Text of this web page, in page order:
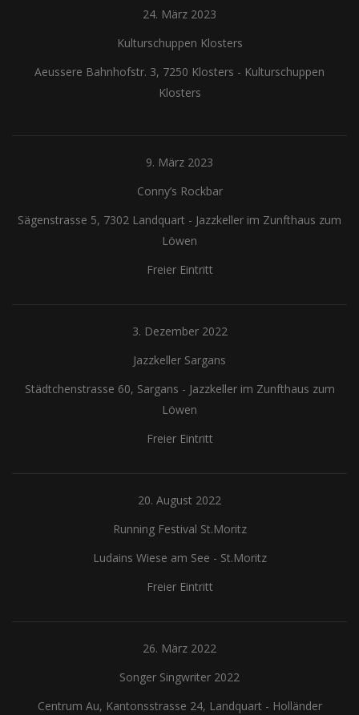
24. März 2023
Kulturschuppen Klosters
Aeussere Bahnhofstr. 3, 7250 Klosters - Kulturschuppen
Klosters
9. März 2023
Conny’s Rockbar
Sägenstrasse 5, 7302 Landquart - Jazzkeller im Zunfthaus zum
Löwen
Freier Eintritt
3. Dezember 2022
Jazzkeller Sargans
Städtchenstrasse 60, Sargans - Jazzkeller im Zunfthaus zum
Löwen
Freier Eintritt
20. August 2022
Running Festival St.Moritz
Ludains Wiese am See - St.Moritz
Freier Eintritt
26. März 2022
Songer Singwriter 2022
Centrum Au, Kantonsstrasse 24, Landquart - Holländer